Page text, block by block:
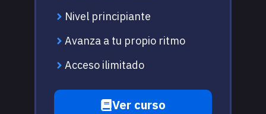
Nivel principiante
Avanza a tu propio ritmo
Acceso ilimitado
Ver curso